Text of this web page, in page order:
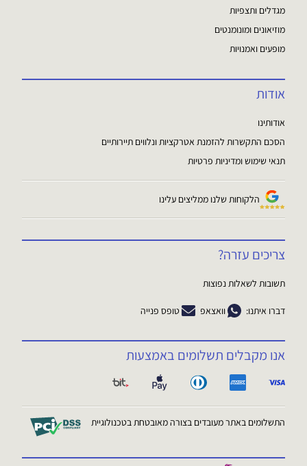
מגדלים ותצפיות
מוזיאונים ומונומנטים
מופעים ואמנויות
אודות
אודותינו
הסכם התקשרות להזמנת אטרקציות ונלווים תיירותיים
תנאי שימוש ומדיניות פרטיות
הלקוחות שלנו ממליצים עלינו
צריכים עזרה?
תשובות לשאלות נפוצות
דברו איתנו: וואצאפ טופס פנייה
אנו מקבלים תשלומים באמצעות
התשלומים באתר מעובדים בצורה מאובטחת בטכנולוגיית